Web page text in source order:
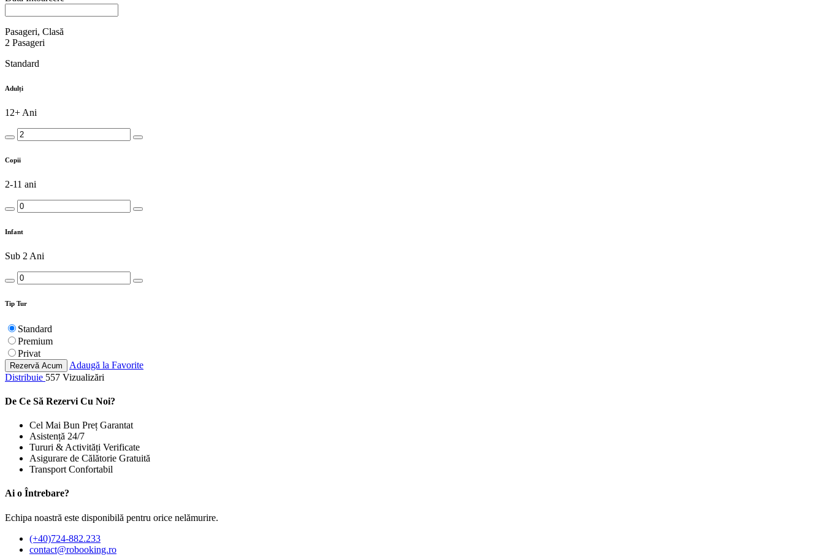
Pasageri, Clasă
2 Pasageri
Standard
Adulți
12+ Ani
Copii
2-11 ani
Infant
Sub 2 Ani
Tip Tur
Standard
Premium
Privat
Rezervă Acum
Adaugă la Favorite
Distribuie 557 Vizualizări
De Ce Să Rezervi Cu Noi?
Cel Mai Bun Preț Garantat
Asistență 24/7
Tururi & Activități Verificate
Asigurare de Călătorie Gratuită
Transport Confortabil
Ai o Întrebare?
Echipa noastră este disponibilă pentru orice nelămurire.
(+40)724-882.233
contact@robooking.ro